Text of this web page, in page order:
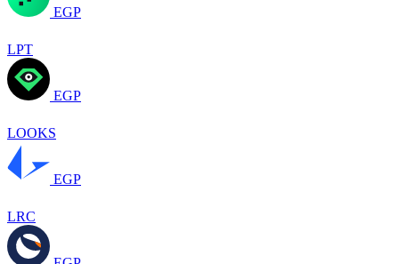
EGP
LPT
EGP
LOOKS
EGP
LRC